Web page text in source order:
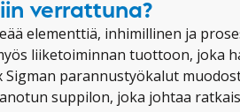
verrattuna?
elementtiä, inhimillinen ja
liiketoiminnan tuottoon, joka
Sigman parannustyökalut
suppilon, joka johtaa